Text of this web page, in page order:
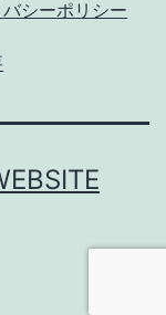
シーポリシー